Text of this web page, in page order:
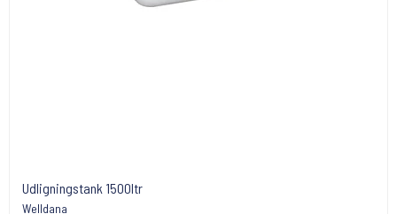
Udligningstank 1500ltr
Welldana